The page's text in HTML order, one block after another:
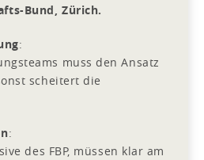
Bund, Zürich.
:
muss den Ansatz
scheitert die
:
des FBP, müssen klar am